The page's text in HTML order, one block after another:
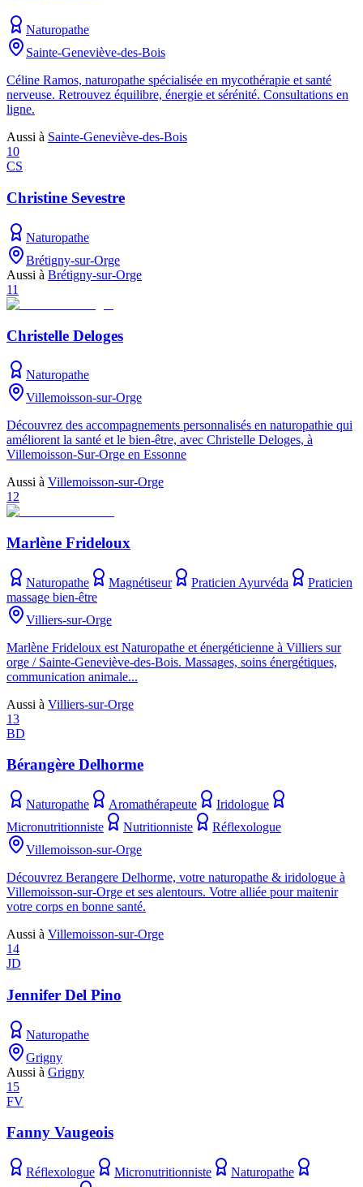
Naturopathe
Sainte-Geneviève-des-Bois
Céline Ramos, naturopathe spécialisée en mycothérapie et santé
nerveuse. Retrouvez équilibre, énergie et sérénité. Consultations en
ligne.
Aussi à Sainte-Geneviève-des-Bois
10
CS
Christine Sevestre
Naturopathe
Brétigny-sur-Orge
Aussi à Brétigny-sur-Orge
11
Christelle Deloges
Naturopathe
Villemoisson-sur-Orge
Découvrez des accompagnements personnalisés en naturopathie qui
améliorent la santé et le bien-être, avec Christelle Deloges, à
Villemoisson-Sur-Orge en Essonne
Aussi à Villemoisson-sur-Orge
12
Marlène Frideloux
Naturopathe Magnétiseur Praticien Ayurvéda
Praticien
massage bien-être
Villiers-sur-Orge
Marlène Frideloux est Naturopathe et énergéticienne à Villiers sur
orge / Sainte-Geneviève-des-Bois. Massages, soins énergétiques,
communication animale...
Aussi à Villiers-sur-Orge
13
BD
Bérangère Delhorme
Naturopathe Aromathérapeute
Iridologue
Micronutritionniste
Nutritionniste
Réflexologue
Villemoisson-sur-Orge
Découvrez Berangere Delhorme, votre naturopathe & iridologue à
Villemoisson-sur-Orge et ses alentours. Votre alliée pour maitenir
votre corps en bonne santé.
Aussi à Villemoisson-sur-Orge
14
JD
Jennifer Del Pino
Naturopathe
Grigny
Aussi à Grigny
15
FV
Fanny Vaugeois
Réflexologue Micronutritionniste Naturopathe